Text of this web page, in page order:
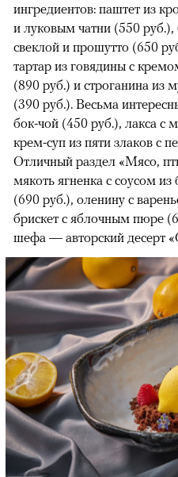
ингредиентов: паштет из
и луковым чатни (550
свеклой и прошутто (650
тартар из говядины с
(890 руб.) и строганина из
(390 руб.). Весьма
бок-чой (450 руб.), лакса с
крем-суп из пяти злаков с
Отличный раздел «Мясо,
мякоть ягненка с соусом
(690 руб.), оленину с
брискет с яблочным пюре
шефа — авторский десерт